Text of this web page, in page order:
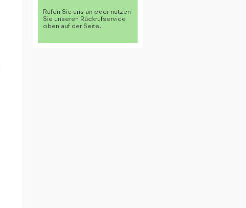
Rufen Sie uns an oder nutzen
Sie unseren Rückrufservice
oben auf der Seite.